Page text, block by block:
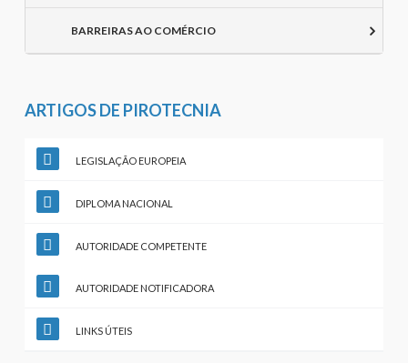
BARREIRAS AO COMÉRCIO
ARTIGOS DE PIROTECNIA
LEGISLAÇÃO EUROPEIA
DIPLOMA NACIONAL
AUTORIDADE COMPETENTE
AUTORIDADE NOTIFICADORA
LINKS ÚTEIS